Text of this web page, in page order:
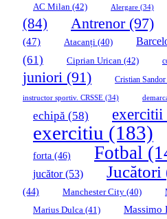
AC Milan (42) Alergare (34)
(84)
Antrenor(97)
(47)
Atacanți (40)
(61)
Ciprian Urican (42)
juniori (91) Cristian Sandor
instructor sportiv. CRSSE (34)
echipă (58) exercitii
exercitiu (183)
forta (46) Fotbal
jucător(53) Jucători
(44)
Manchester City (40)
Marius Dulca (41) Massimo